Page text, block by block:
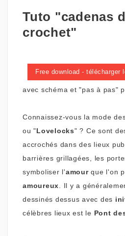
Tuto "cadenas
crochet"
Free download - télécharger
avec schéma et "pas à pas"
Connaissez-vous la mode
ou "Lovelocks" ? Ce sont
accrochés dans des lieux
barrières grillagées, les
symboliser l'amourque l'on
amoureux
Il y a
dessinés dessus avec des
célèbres lieux est le Pont